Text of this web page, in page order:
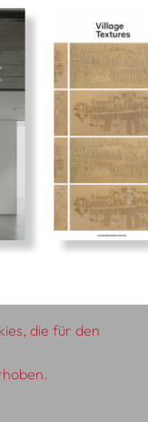
die für den